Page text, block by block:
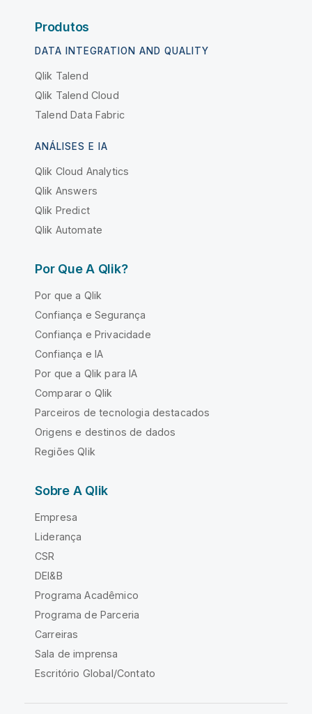
Produtos
DATA INTEGRATION AND QUALITY
Qlik Talend
Qlik Talend Cloud
Talend Data Fabric
ANÁLISES E IA
Qlik Cloud Analytics
Qlik Answers
Qlik Predict
Qlik Automate
Por Que A Qlik?
Por que a Qlik
Confiança e Segurança
Confiança e Privacidade
Confiança e IA
Por que a Qlik para IA
Comparar o Qlik
Parceiros de tecnologia destacados
Origens e destinos de dados
Regiões Qlik
Sobre A Qlik
Empresa
Liderança
CSR
DEI&B
Programa Acadêmico
Programa de Parceria
Carreiras
Sala de imprensa
Escritório Global/Contato